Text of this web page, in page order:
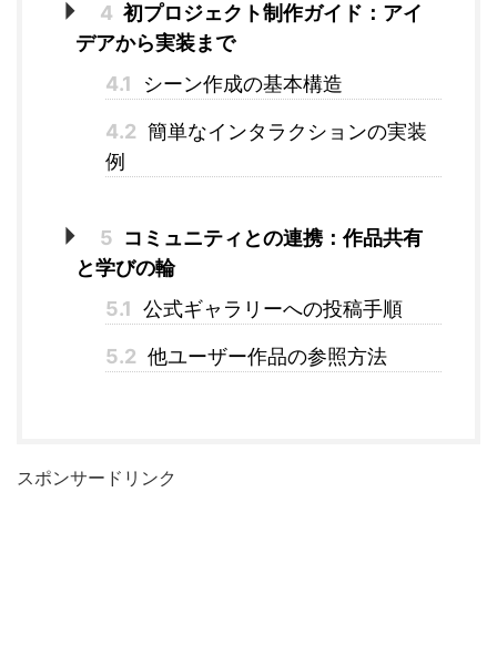
4 初プロジェクト制作ガイド：アイ
デアから実装まで
4.1
シーン作成の基本構造
4.2 簡単なインタラクションの実装
例
5 コミュニティとの連携：作品共有
と学びの輪
5.1 公式ギャラリーへの投稿手順
5.2 他ユーザー作品の参照方法
スポンサードリンク